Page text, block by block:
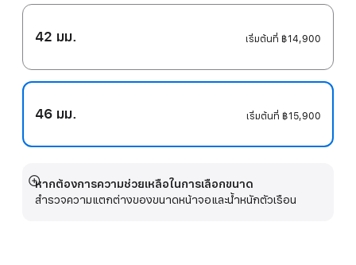
42 มม. เริ่มต้นที่ ฿14,900
46 มม. เริ่มต้นที่ ฿15,900
หากต้องการความช่วยเหลือในการเลือกขนาด
สำรวจความแตกต่างของขนาดหน้าจอและน้ำหนักตัวเรือน
แสดง
เพิ่ม